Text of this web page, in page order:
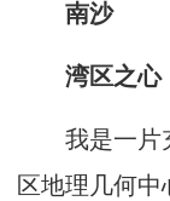
南沙
湾区之心
我是一片充
区地理几何中